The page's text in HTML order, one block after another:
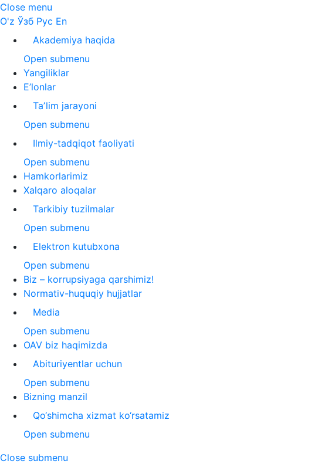
Close menu
O'z Ўзб Рус En
Akademiya haqida
Open submenu
Yangiliklar
E’lonlar
Taʼlim jarayoni
Open submenu
Ilmiy-tadqiqot faoliyati
Open submenu
Hamkorlarimiz
Xalqaro aloqalar
Tarkibiy tuzilmalar
Open submenu
Elektron kutubxona
Open submenu
Biz – korrupsiyaga qarshimiz!
Normativ-huquqiy hujjatlar
Media
Open submenu
OAV biz haqimizda
Abituriyentlar uchun
Open submenu
Bizning manzil
Qo‘shimcha xizmat ko‘rsatamiz
Open submenu
Close submenu